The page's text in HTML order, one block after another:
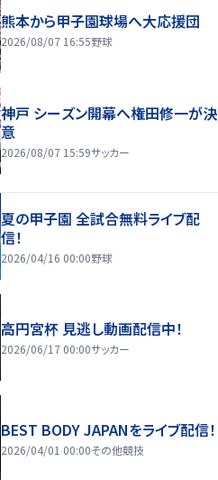
熊本から甲子園球場へ大応援団
2026/08/07 16:55野球
神戸 シーズン開幕へ権田修一が決
意
2026/08/07 15:59サッカー
夏の甲子園 全試合無料ライブ配
信！
2026/04/16 00:00野球
高円宮杯 見逃し動画配信中！
2026/06/17 00:00サッカー
BEST BODY JAPANをライブ配信！
2026/04/01 00:00その他競技